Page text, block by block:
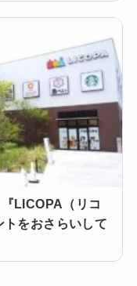
LICOPA（リコ
をおさらいして